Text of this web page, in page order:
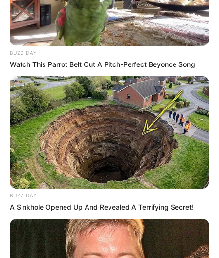
2 – Depois de traçado o desenho, passe com
pincel a cola branca em cima dele.
BUZZ DAY
Watch This Parrot Belt Out A Pitch-Perfect Beyonce Song
BUZZ DAY
A Sinkhole Opened Up And Revealed A Terrifying Secret!